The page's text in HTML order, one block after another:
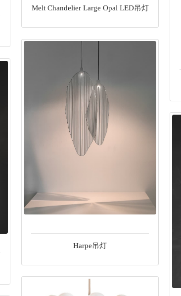
Melt Chandelier Large Opal LED吊灯
Harpe吊灯